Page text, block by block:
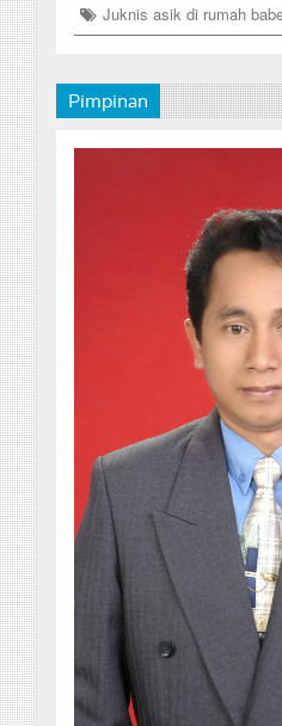
Juknis asik di rumah
Pimpinan